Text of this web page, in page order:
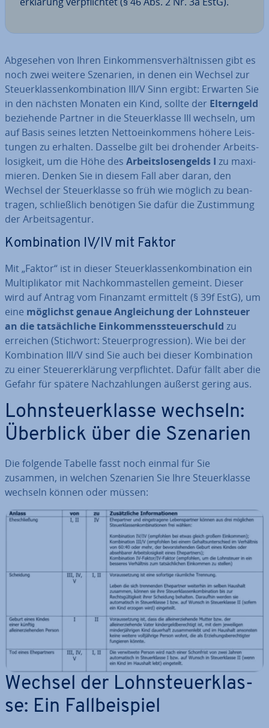
Abgesehen von Ihren Ein­kom­mens­ver­hält­nis­sen gibt es
noch zwei weitere Szenarien, in denen ein Wechsel zur
Steu­er­klas­sen­kom­bi­na­ti­on III/V Sinn ergibt: Erwarten Sie
in den nächsten Monaten ein Kind, sollte der El­tern­geld
be­zie­hen­de Partner in die Steu­er­klas­se III wechseln, um
auf Basis seines letzten Net­to­ein­kom­mens höhere Leis­
tun­gen zu erhalten. Dasselbe gilt bei drohender Ar­beits­
lo­sig­keit, um die Höhe des Ar­beits­lo­sen­gelds I zu ma­xi­
mie­ren. Denken Sie in diesem Fall aber daran, den
Wechsel der Steu­er­klas­se so früh wie möglich zu be­an­
tra­gen, schließ­lich benötigen Sie dafür die Zu­stim­mung
der Ar­beits­agen­tur.
Kom­bi­na­ti­on IV/IV mit Faktor
Mit „Faktor“ ist in dieser Steu­er­klas­sen­kom­bi­na­ti­on ein
Mul­ti­pli­ka­tor mit Nach­kom­ma­stel­len gemeint. Dieser
wird auf Antrag vom Finanzamt ermittelt (§ 39f EstG), um
eine möglichst genaue An­glei­chung der Lohn­steu­er
an die tat­säch­li­che Ein­kom­mens­steu­er­schuld zu
erreichen (Stichwort: Steu­er­pro­gres­si­on). Wie bei der
Kom­bi­na­ti­on III/V sind Sie auch bei dieser Kom­bi­na­ti­on
zu einer Steu­er­erklä­rung ver­pflich­tet. Dafür fällt aber die
Gefahr für spätere Nach­zah­lun­gen äußerst gering aus.
Lohn­steu­er­klas­se wechseln:
Überblick über die Szenarien
Die folgende Tabelle fasst noch einmal für Sie
zusammen, in welchen Szenarien Sie Ihre Steu­er­klas­se
wechseln können oder müssen:
Wechsel der Lohn­steu­er­klas­
se: Ein Fall­bei­spiel